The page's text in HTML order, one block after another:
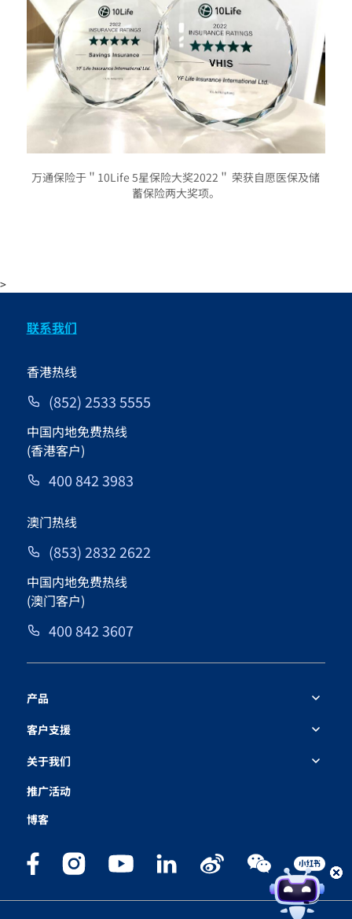
万通保险于＂10Life 5星保险大奖2022＂ 荣获自愿医保及储
蓄保险两大奖项。
>
需要帮忙吗？
联系我们
香港热线
(852) 2533 5555
中国内地免费热线
(香港客户)
400 842 3983
澳门热线
(853) 2832 2622
中国内地免费热线
(澳门客户)
400 842 3607
产品
客户支援
关于我们
推广活动
博客